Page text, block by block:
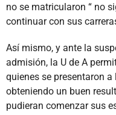
no se matricularon “ no
continuar con sus
Así mismo, y ante la
admisión, la U de A
quienes se presentaron
obteniendo un buen
pudieran comenzar sus